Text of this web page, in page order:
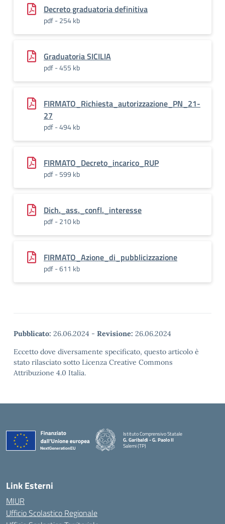
Decreto graduatoria definitiva
pdf - 254 kb
Graduatoria SICILIA
pdf - 455 kb
FIRMATO_Richiesta_autorizzazione_PN_21-
27
pdf - 494 kb
FIRMATO_Decreto_incarico_RUP
pdf - 599 kb
Dich._ass._confl._interesse
pdf - 210 kb
FIRMATO_Azione_di_pubblicizzazione
pdf - 611 kb
Pubblicato: 26.06.2024 - Revisione: 26.06.2024
Eccetto dove diversamente specificato, questo articolo è
stato rilasciato sotto Licenza Creative Commons
Attribuzione 4.0 Italia.
Istituto Comprensivo Statale
G. Garibaldi - G. Paolo II
Salemi (TP)
Link Esterni
MIUR
Ufficio Scolastico Regionale